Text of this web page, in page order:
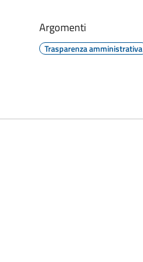
Argomenti
Trasparenza amministrativa